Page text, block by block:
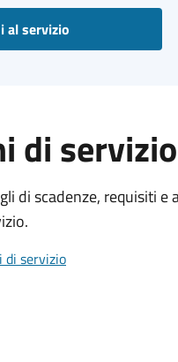
al servizio
di servizio
di scadenze, requisiti
di servizio